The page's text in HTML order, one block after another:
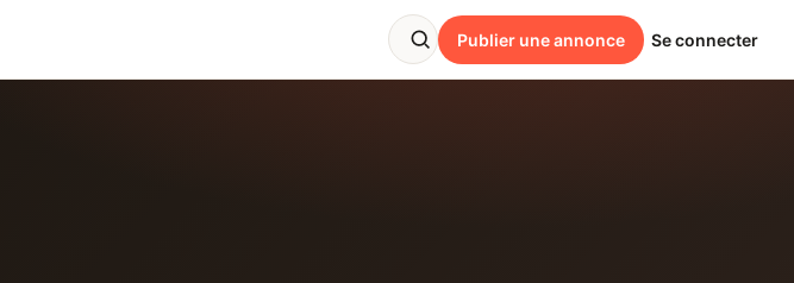
Publier une annonce Se connecter